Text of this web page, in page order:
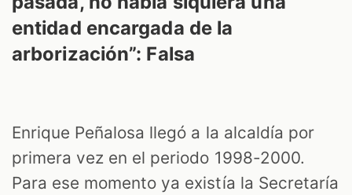
entidad encargada de la
arborización”: Falsa
Enrique Peñalosa llegó a la alcaldía por
primera vez en el periodo 1998-2000.
Para ese momento ya existía la Secretaría